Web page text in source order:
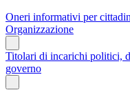
Oneri informativi per
Organizzazione
Titolari di incarichi politici,
governo